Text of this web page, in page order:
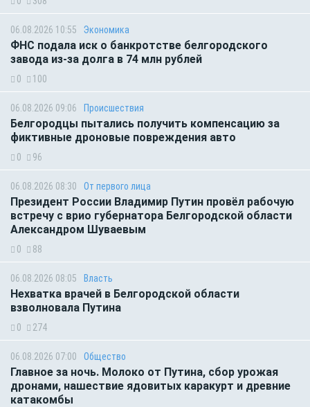
06.08.2026 10:55 Экономика
ФНС подала иск о банкротстве белгородского
завода из-за долга в 74 млн рублей
0 100
06.08.2026 09:06 Происшествия
Белгородцы пытались получить компенсацию за
фиктивные дроновые повреждения авто
0 96
06.08.2026 08:30 От первого лица
Президент России Владимир Путин провёл рабочую
встречу с врио губернатора Белгородской области
Александром Шуваевым
0 88
06.08.2026 08:05 Власть
Нехватка врачей в Белгородской области
взволновала Путина
0 274
06.08.2026 07:00 Общество
Главное за ночь. Молоко от Путина, сбор урожая
дронами, нашествие ядовитых каракурт и древние
катакомбы